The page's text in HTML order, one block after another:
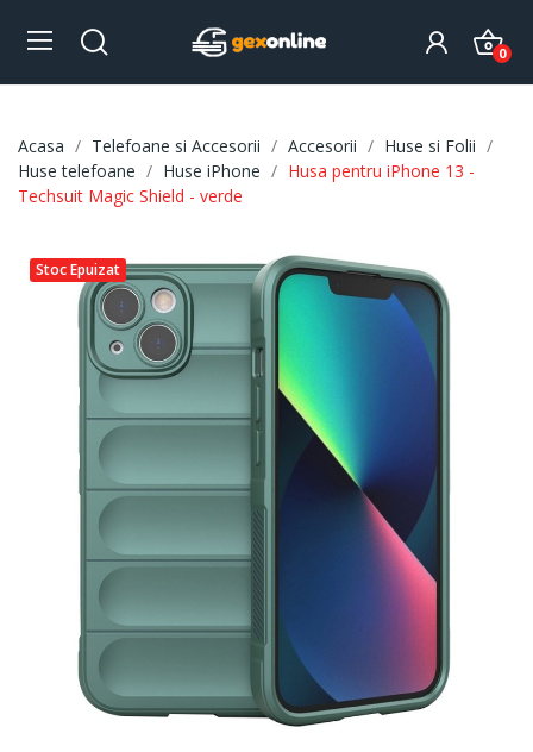
0
Acasa Telefoane si Accesorii Accesorii
Huse si Folii
Huse telefoane
Huse iPhone
Husa pentru iPhone 13 -
Techsuit Magic Shield - verde
Stoc Epuizat